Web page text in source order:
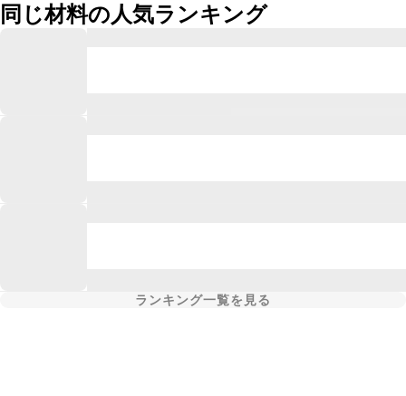
同じ材料の人気ランキング
ランキング一覧を見る